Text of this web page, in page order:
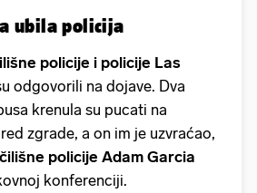
ubila policija
policije i policije Las
odgovorili na dojave. Dva
krenula su pucati na
zgrade, a on im je uzvraćao,
policije Adam Garcia
konferenciji.